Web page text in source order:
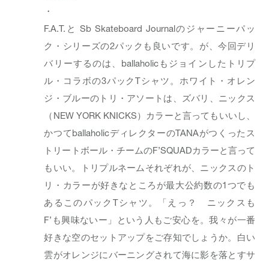
・
F.A.T.と Sb Skateboard Journalのジャーニーパッ
ク・シリーズの2パックも良いです。が、今回デリ
バリーするのは、ballaholicもジョインしたトリプ
ル・コラボの3パックTシャツ。ホワイト・オレン
ジ・ブルーのトリ・アソートは、ズバリ、ニックス
（NEW YORK KNICKS）カラーと言ってもいいし、
かつてballaholicディレクターのTANAがつくったス
トリートボール・チームのF’SQUADカラーと言って
もいい。トリプルネームそれぞれが、ニックスのト
リ・カラーが好きなところが最大公約数の1つでも
あるこのパックTシャツ。「えっ？ ニックスも
F’も興味ないー」という人もご安心を。我々が一番
好きな空のセットアップをご存知でしょうか。白い
雲がオレンジにバーニングされて海に影を落とすサ